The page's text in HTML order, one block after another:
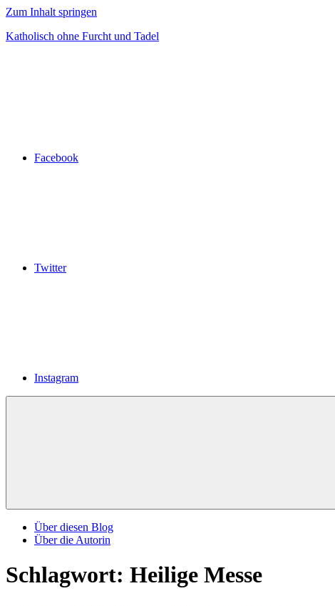
Zum Inhalt springen
Katholisch ohne Furcht und Tadel
Facebook
Twitter
Instagram
Über diesen Blog
Über die Autorin
Schlagwort: Heilige Messe